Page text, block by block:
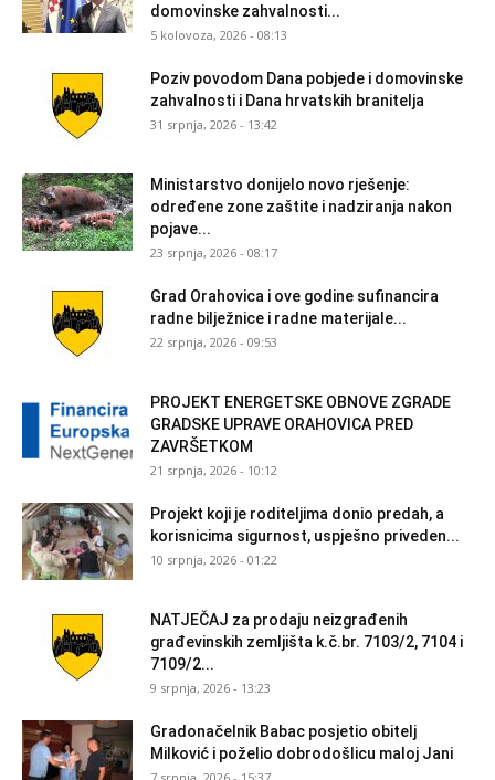
domovinske zahvalnosti...
5 kolovoza, 2026 - 08:13
Poziv povodom Dana pobjede i domovinske
zahvalnosti i Dana hrvatskih branitelja
31 srpnja, 2026 - 13:42
Ministarstvo donijelo novo rješenje:
određene zone zaštite i nadziranja nakon
pojave...
23 srpnja, 2026 - 08:17
Grad Orahovica i ove godine sufinancira
radne bilježnice i radne materijale...
22 srpnja, 2026 - 09:53
PROJEKT ENERGETSKE OBNOVE ZGRADE
GRADSKE UPRAVE ORAHOVICA PRED
ZAVRŠETKOM
21 srpnja, 2026 - 10:12
Projekt koji je roditeljima donio predah, a
korisnicima sigurnost, uspješno priveden...
10 srpnja, 2026 - 01:22
NATJEČAJ za prodaju neizgrađenih
građevinskih zemljišta k.č.br. 7103/2, 7104 i
7109/2...
9 srpnja, 2026 - 13:23
Gradonačelnik Babac posjetio obitelj
Milković i poželio dobrodošlicu maloj Jani